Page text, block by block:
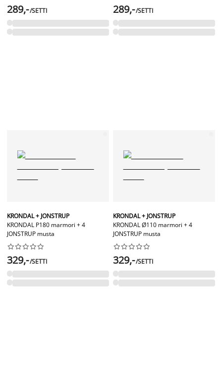
289,-/SETTI 289,-/SETTI
KRONDAL + JONSTRUP
KRONDAL P180 marmori + 4
JONSTRUP musta






329,-/SETTI
KRONDAL + JONSTRUP
KRONDAL Ø110 marmori + 4
JONSTRUP musta






329,-/SETTI